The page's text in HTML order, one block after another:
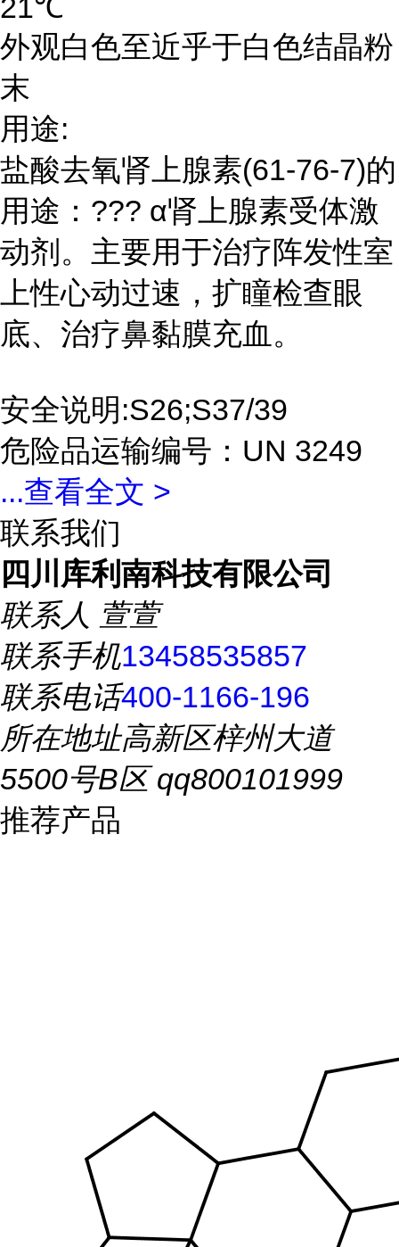
21℃
外观白色至近乎于白色结晶粉
末
用途:
盐酸去氧肾上腺素(61-76-7)的
用途：??? α肾上腺素受体激
动剂。主要用于治疗阵发性室
上性心动过速，扩瞳检查眼
底、治疗鼻黏膜充血。
安全说明:S26;S37/39
危险品运输编号：UN 3249
...查看全文 >
联系我们
四川库利南科技有限公司
联系人 萱萱
联系手机13458535857
联系电话400-1166-196
所在地址高新区梓州大道
5500号B区 qq800101999
推荐产品